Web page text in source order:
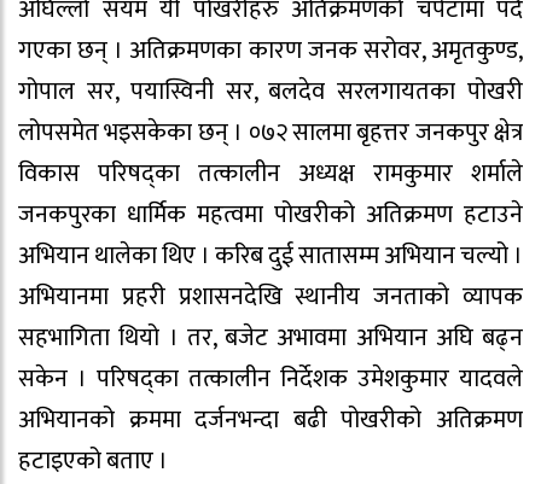
अघिल्लो सयम यी पोखरीहरु अतिक्रमणको चपेटामा पर्दै
गएका छन् । अतिक्रमणका कारण जनक सरोवर, अमृतकुण्ड,
गोपाल सर, पयास्विनी सर, बलदेव सरलगायतका पोखरी
लोपसमेत भइसकेका छन् । ०७२ सालमा बृहत्तर जनकपुर क्षेत्र
विकास परिषद्का तत्कालीन अध्यक्ष रामकुमार शर्माले
जनकपुरका धार्मिक महत्वमा पोखरीको अतिक्रमण हटाउने
अभियान थालेका थिए । करिब दुई सातासम्म अभियान चल्यो ।
अभियानमा प्रहरी प्रशासनदेखि स्थानीय जनताको व्यापक
सहभागिता थियो । तर, बजेट अभावमा अभियान अघि बढ्न
सकेन । परिषद्का तत्कालीन निर्देशक उमेशकुमार यादवले
अभियानको क्रममा दर्जनभन्दा बढी पोखरीको अतिक्रमण
हटाइएको बताए ।